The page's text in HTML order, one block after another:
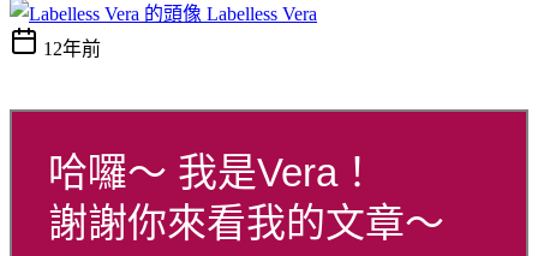
Labelless Vera
12年前
哈囉～ 我是Vera！
謝謝你來看我的文章～